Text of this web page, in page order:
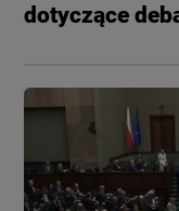
dotyczące